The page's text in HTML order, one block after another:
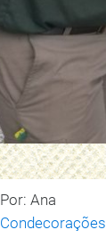
Por: Ana
Condecorações